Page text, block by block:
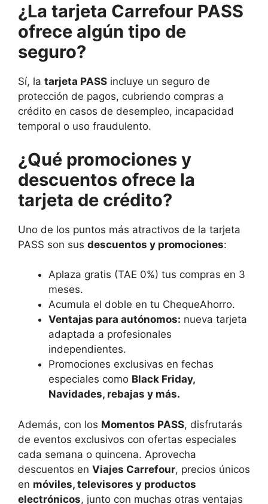
¿La tarjeta Carrefour PASS
ofrece algún tipo de
seguro?
Sí, la tarjeta PASS incluye un seguro de
protección de pagos, cubriendo compras a
crédito en casos de desempleo, incapacidad
temporal o uso fraudulento.
¿Qué promociones y
descuentos ofrece la
tarjeta de crédito?
Uno de los puntos más atractivos de la tarjeta
PASS son sus descuentos y promociones:
Aplaza gratis (TAE 0%) tus compras en 3
meses.
Acumula el doble en tu ChequeAhorro.
Ventajas para autónomos: nueva tarjeta
adaptada a profesionales
independientes.
Promociones exclusivas en fechas
especiales como Black Friday,
Navidades, rebajas y más.
Además, con los Momentos PASS, disfrutarás
de eventos exclusivos con ofertas especiales
cada semana o quincena. Aprovecha
descuentos en Viajes Carrefour, precios únicos
en móviles, televisores y productos
electrónicos, junto con muchas otras ventajas